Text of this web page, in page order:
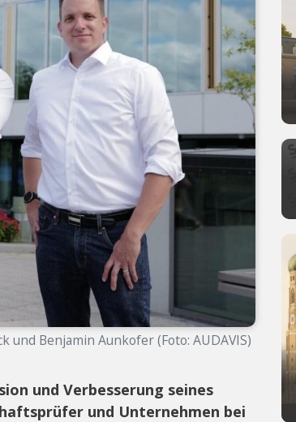
und Benjamin Aunkofer (Foto: AUDAVIS)
und Verbesserung seines
und Unternehmen bei